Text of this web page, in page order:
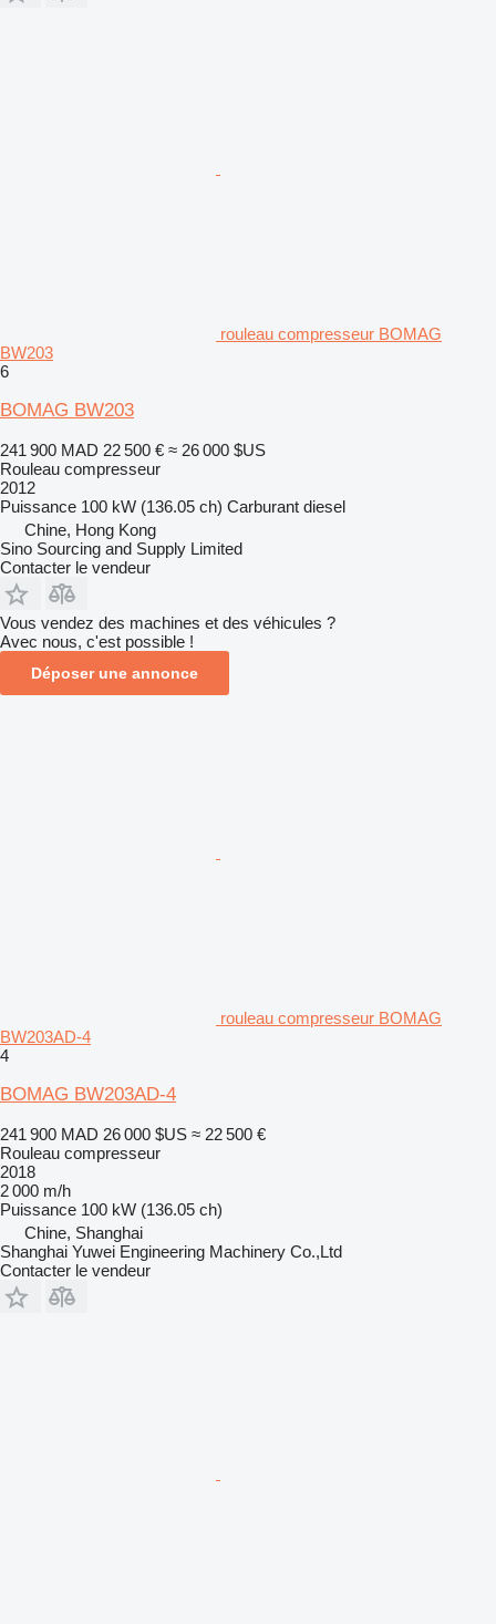
rouleau compresseur BOMAG
BW203
6
BOMAG BW203
241 900 MAD 22 500 € ≈ 26 000 $US
Rouleau compresseur
2012
Puissance 100 kW (136.05 ch) Carburant diesel
Chine, Hong Kong
Sino Sourcing and Supply Limited
Contacter le vendeur
Vous vendez des machines et des véhicules ?
Avec nous, c'est possible !
Déposer une annonce
rouleau compresseur BOMAG
BW203AD-4
4
BOMAG BW203AD-4
241 900 MAD 26 000 $US ≈ 22 500 €
Rouleau compresseur
2018
2 000 m/h
Puissance 100 kW (136.05 ch)
Chine, Shanghai
Shanghai Yuwei Engineering Machinery Co.,Ltd
Contacter le vendeur